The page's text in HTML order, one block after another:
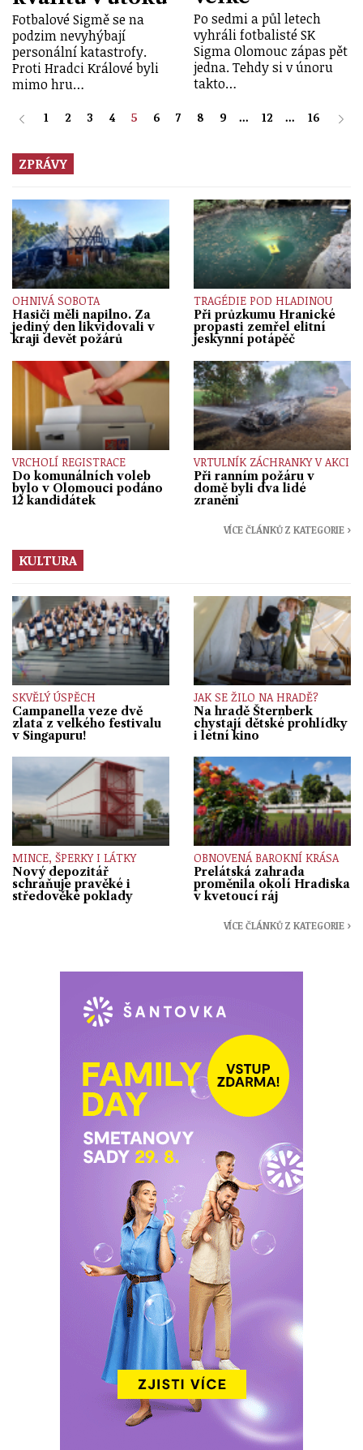
Fotbalové Sigmě se na
podzim nevyhýbají
personální katastrofy.
Proti Hradci Králové byli
mimo hru…
Po sedmi a půl letech
vyhráli fotbalisté SK
Sigma Olomouc zápas pět
jedna. Tehdy si v únoru
takto…
1 2 3 4 5 6 7 8 9 ... 12 ... 16
ZPRÁVY
OHNIVÁ SOBOTA
Hasiči měli napilno. Za
jediný den likvidovali v
kraji devět požárů
TRAGÉDIE POD HLADINOU
Při průzkumu Hranické
propasti zemřel elitní
jeskynní potápěč
VRCHOLÍ REGISTRACE
Do komunálních voleb
bylo v Olomouci podáno
12 kandidátek
VRTULNÍK ZÁCHRANKY V AKCI
Při ranním požáru v
domě byli dva lidé
zraněni
VÍCE ČLÁNKŮ Z KATEGORIE ›
KULTURA
SKVĚLÝ ÚSPĚCH
Campanella veze dvě
zlata z velkého festivalu
v Singapuru!
JAK SE ŽILO NA HRADĚ?
Na hradě Šternberk
chystají dětské prohlídky
i letní kino
MINCE, ŠPERKY I LÁTKY
Nový depozitář
schraňuje pravěké i
středověké poklady
OBNOVENÁ BAROKNÍ KRÁSA
Prelátská zahrada
proměnila okolí Hradiska
v kvetoucí ráj
VÍCE ČLÁNKŮ Z KATEGORIE ›